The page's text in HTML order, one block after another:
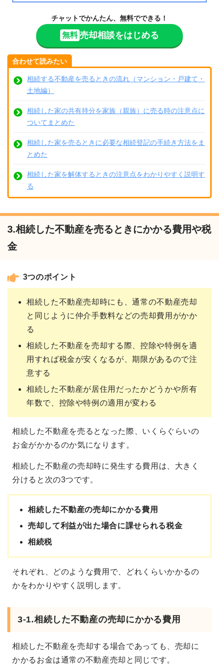
チャットでかんたん、無料でできる！
無料 売却相談をはじめる
合わせて読みたい
相続する不動産を売るときの流れ（マンション・戸建て・
土地編）
相続した家の共有持分を家族（親族）に売る時の注意点に
ついてまとめた
相続した家を売るときに必要な相続登記の手続き方法をま
とめた
相続した家を解体するときの注意点をわかりやすく説明す
る
3.相続した不動産を売るときにかかる費用や税
金
3つのポイント
相続した不動産売却時にも、通常の不動産売却
と同じように仲介手数料などの売却費用がかか
る
相続した不動産を売却する際、控除や特例を適
用すれば税金が安くなるが、期限があるので注
意する
相続した不動産が居住用だったかどうかや所有
年数で、控除や特例の適用が変わる
相続した不動産を売るとなった際、いくらぐらいの
お金がかかるのか気になります。
相続した不動産の売却時に発生する費用は、大きく
分けると次の3つです。
相続した不動産の売却にかかる費用
売却して利益が出た場合に課せられる税金
相続税
それぞれ、どのような費用で、どれくらいかかるの
かをわかりやすく説明します。
3-1.相続した不動産の売却にかかる費用
相続した不動産を売却する場合であっても、売却に
かかるお金は通常の不動産売却と同じです。